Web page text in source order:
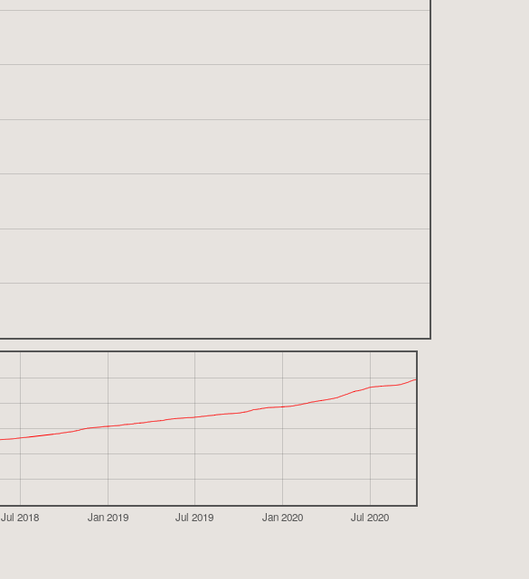
Jul 2018 Jan 2019 Jul 2019 Jan 2020 Jul 2020